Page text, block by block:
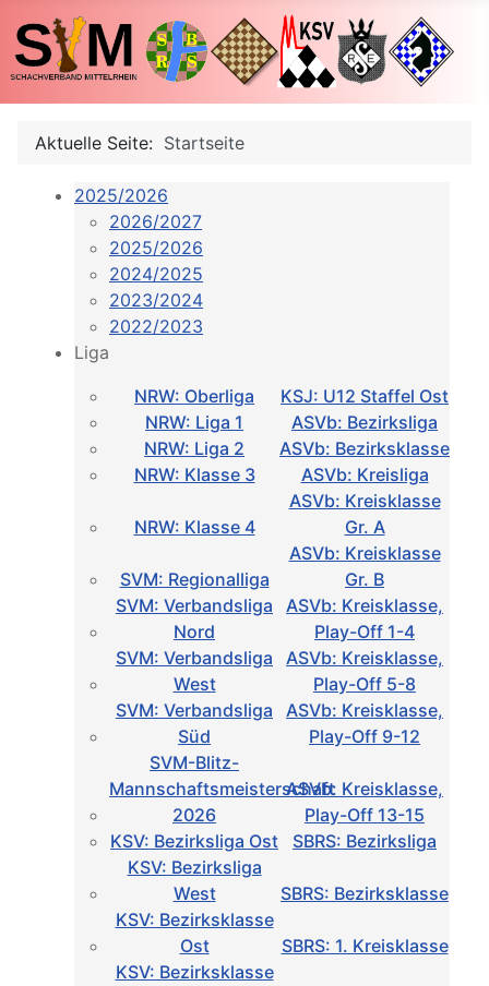
Aktuelle Seite: Startseite
2025/2026
2026/2027
2025/2026
2024/2025
2023/2024
2022/2023
Liga
NRW: Oberliga
KSJ: U12 Staffel Ost
NRW: Liga 1
ASVb: Bezirksliga
NRW: Liga 2
ASVb: Bezirksklasse
NRW: Klasse 3
ASVb: Kreisliga
NRW: Klasse 4
ASVb: Kreisklasse
Gr. A
SVM: Regionalliga
ASVb: Kreisklasse
Gr. B
SVM: Verbandsliga
Nord
ASVb: Kreisklasse,
Play-Off 1-4
SVM: Verbandsliga
West
ASVb: Kreisklasse,
Play-Off 5-8
SVM: Verbandsliga
Süd
ASVb: Kreisklasse,
Play-Off 9-12
SVM-Blitz-
Mannschaftsmeisterschaft
2026
ASVb: Kreisklasse,
Play-Off 13-15
KSV: Bezirksliga Ost
SBRS: Bezirksliga
KSV: Bezirksliga
West
SBRS: Bezirksklasse
KSV: Bezirksklasse
Ost
SBRS: 1. Kreisklasse
KSV: Bezirksklasse